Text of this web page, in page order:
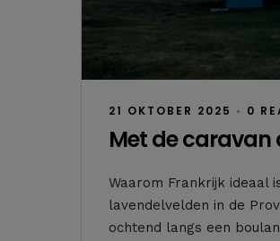
21 OKTOBER 2025 • 0
Met de caravan
Waarom Frankrijk ideaal
lavendelvelden in de
ochtend langs een